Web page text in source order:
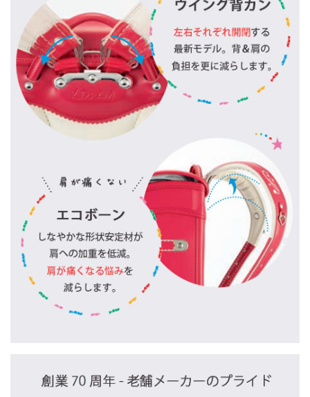
2020/10/14 マイナポイントのお知らせ
2020/9/30
【期間・数量 限定】ランドセル「透明クリ
アカバー」プレゼント
2020/9/14
可愛さと上品さを表現したランドセル「ア
ミティ」に新色が加わりました♪
2020/8/20
【林友ホール・長野県松本市】2021年度 ご
入学向け ランドセル販売会
【本社ショールーム・東京都足立区】2021
年度 ご入学向け ランドセル販売会
2020/7/26
【藤本美貴様とのタイアップ動画】Youtube
で公開されました！
2020/7/22
【長野工場】2021年度 ご入学向け ランド